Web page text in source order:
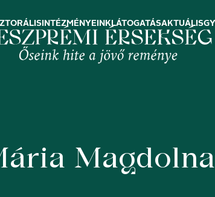
INTÉZMÉNYEINK LÁTOGATÁSAKTUÁLIS